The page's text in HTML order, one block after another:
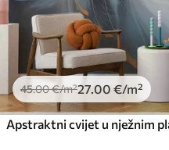
45.00€/m²27.00 €/m²